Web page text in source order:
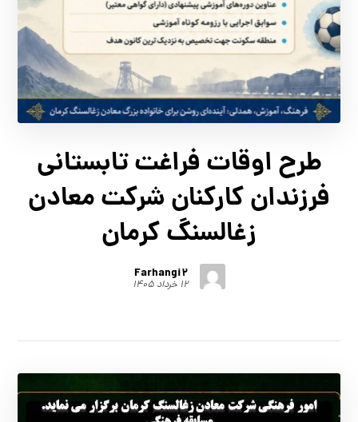
طرح اوقات فراغت تابستاني
فرزندان كاركنان شركت معادن
زغالسنگ كرمان
Farhangi2
۱۲ خرداد ۱۴۰۵